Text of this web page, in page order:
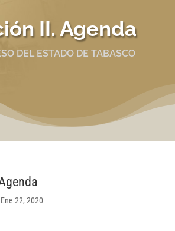
II. Agenda
DEL ESTADO DE TABASCO
Ene 22, 2020